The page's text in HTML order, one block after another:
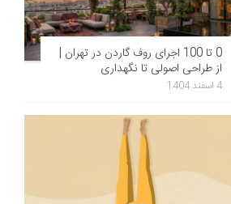
0 تا 100 اجرای روف گاردن در تهران |
از طراحی اصولی تا نگهداری
4 اسفند 1404